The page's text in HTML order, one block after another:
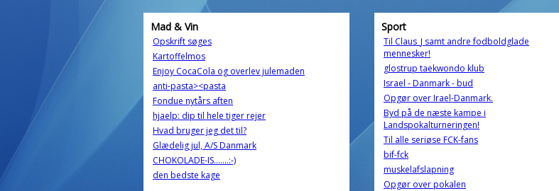
Mad & Vin
Opskrift søges
Kartoffelmos
Enjoy CocaCola og overlev julemaden
anti-pasta><pasta
Fondue nytårs aften
hjaelp: dip til hele tiger rejer
Hvad bruger jeg det til?
Glædelig jul, A/S Danmark
CHOKOLADE-IS.......:-)
den bedste kage
Sport
Til Claus_J samt andre fodboldglade
mennesker!
glostrup taekwondo klub
Israel - Danmark - bud
Opgør over Irael-Danmark.
Byd på de næste kampe i
Landspokalturneringen!
Til alle seriøse FCK-fans
bif-fck
muskelafslapning
Opgør over pokalen